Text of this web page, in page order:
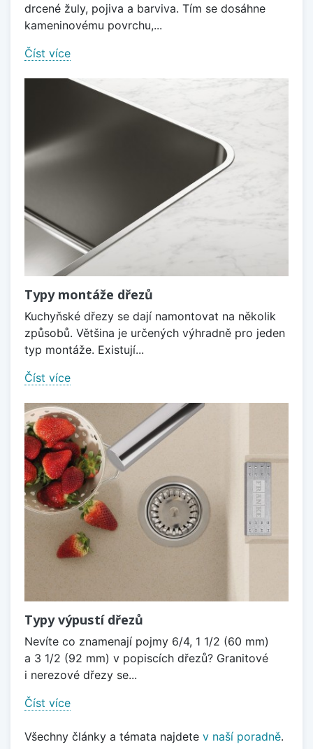
drcené žuly, pojiva a barviva. Tím se dosáhne
kameninovému povrchu,...
Číst více
Typy montáže dřezů
Kuchyňské dřezy se dají namontovat na několik
způsobů. Většina je určených výhradně pro jeden
typ montáže. Existují...
Číst více
Typy výpustí dřezů
Nevíte co znamenají pojmy 6/4, 1 1/2 (60 mm)
a 3 1/2 (92 mm) v popiscích dřezů? Granitové
i nerezové dřezy se...
Číst více
Všechny články a témata najdete v naší poradně.